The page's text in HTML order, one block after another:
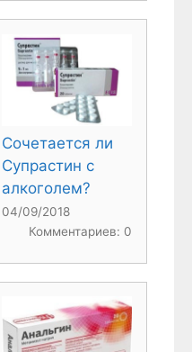
Сочетается ли
Супрастин с
алкоголем?
04/09/2018
Комментариев: 0